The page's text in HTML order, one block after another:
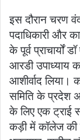
इस दौरान चरण
पदाधिकारी और
के पूर्व प्राचार्यों
आरडी उपाध्याय
आशीर्वाद लिया।
समिति के प्रदेश
के लिए एक ट्राई
कड़ी में कॉलेज की